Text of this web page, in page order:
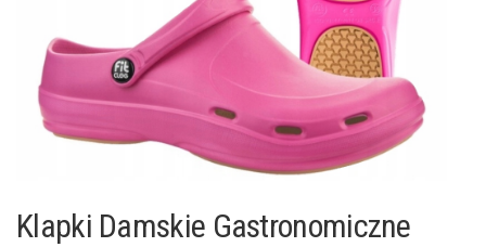
Klapki Damskie Gastronomiczne